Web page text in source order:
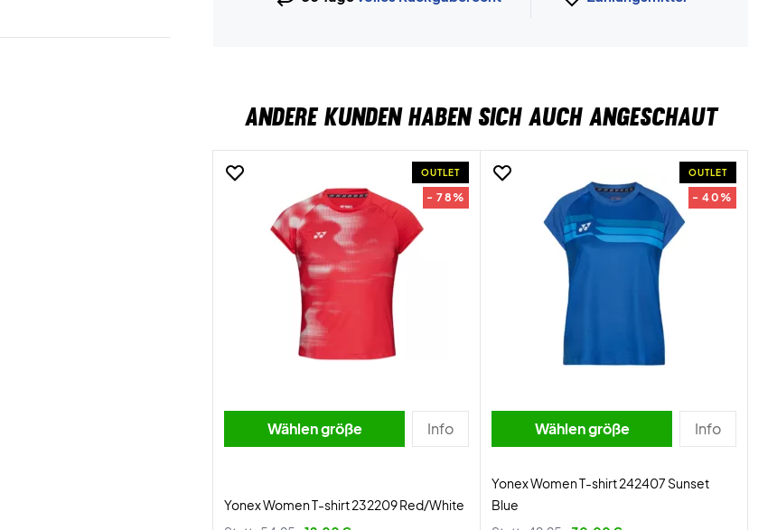
ANDERE KUNDEN HABEN SICH AUCH ANGESCHAUT
OUTLET
- 78%
Wählen größe Info
Yonex Women T-shirt 232209 Red/White
OUTLET
- 40%
Wählen größe Info
Yonex Women T-shirt 242407 Sunset
Blue